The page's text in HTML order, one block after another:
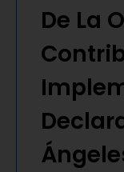
De La